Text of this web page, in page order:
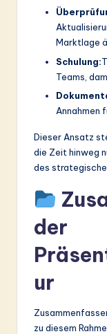
Marktlage
Schulung:
Teams,
Annahmen
Dieser Ansatz
die Zeit hinweg
des
der
ur
zu diesem